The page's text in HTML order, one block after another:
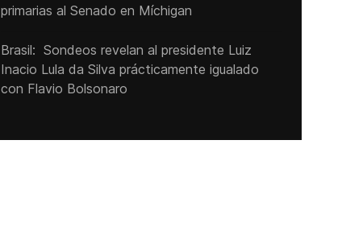
primarias al Senado ‌en Míchigan
Brasil: Sondeos revelan al presidente Luiz
Inacio Lula da Silva prácticamente igualado
con Flavio Bolsonaro